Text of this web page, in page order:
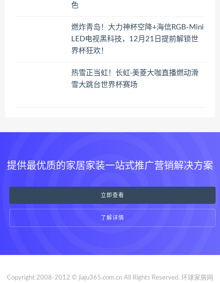
色
燃炸青岛！大力神杯空降+海信RGB-Mini
LED电视黑科技，12月21日提前解锁世
界杯狂欢！
热雪正当虹！长虹·美菱大咖直播燃动滑
雪大跳台世界杯赛场
提供最优质的家居家装一站式推广营销解决方案
立即查看
了解详情
Copyright 2008-2012 © jiaju365.com.cn All Rights Reserved. 环球家居网